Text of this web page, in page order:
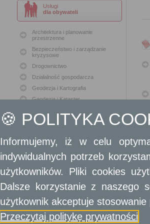
Usługi
dla obywateli
Architektura i planowanie
przestrzenne
Bezpieczeństwo i zarządzanie
kryzysowe
Drogownictwo
Działalność gospodarcza
Geodezja i Kartografia
Geodezja i Kataster
Konserwacja zabytków
Oświata
Podatki i opłaty lokalne
Polityka społeczna
Skargi i wnioski
Sport i Rekreacja
Sprawy komunalne
Sprawy komunikacyjne
🍪 POLITYKA
Informujemy, iż w celu
indywidualnych potrzeb
użytkowników. Pliki cookies
Dalsze korzystanie z naszego
użytkownik akceptuje stosowanie
Przeczytaj politykę prywatności